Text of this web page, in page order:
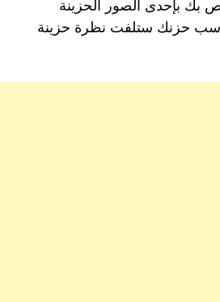
بك بإحدى الصور الحزينة
حزنك ستلفت نظرة حزينة